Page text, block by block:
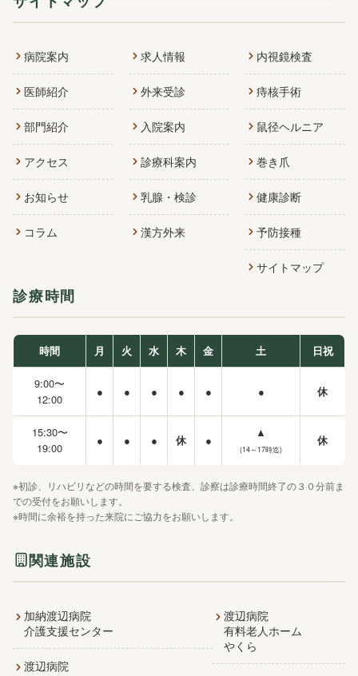
病院案内
医師紹介
部門紹介
アクセス
お知らせ
コラム
求人情報
外来受診
入院案内
診療科案内
乳腺・検診
漢方外来
内視鏡検査
痔核手術
鼠径ヘルニア
巻き爪
健康診断
予防接種
サイトマップ
診療時間
時間 月 火 水 木 金 土 日祝
9:00〜
12:00
● ● ● ● ● ● 休
15:30〜
19:00
● ● ● 休 ●
▲
(14～17時迄)
休
※初診、リハビリなどの時間を要する検査、診察は診療時間終了の３０分前ま
での受付をお願いします。
※時間に余裕を持った来院にご協力をお願いします。
関連施設
加納渡辺病院
介護支援センター
渡辺病院
渡辺病院
有料老人ホーム
やくら